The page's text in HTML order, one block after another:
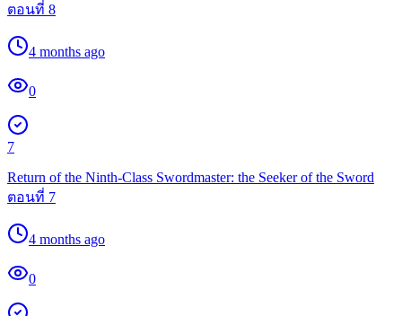
ตอนที่ 8
4 months ago
0
7
Return of the Ninth-Class Swordmaster: the Seeker of the Sword
ตอนที่ 7
4 months ago
0